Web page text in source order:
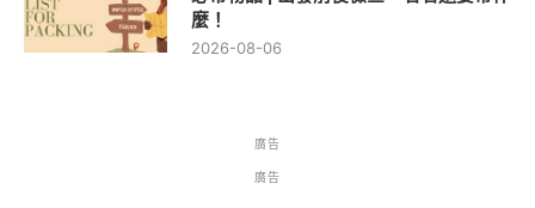
麼！
2026-08-06
廣告
廣告